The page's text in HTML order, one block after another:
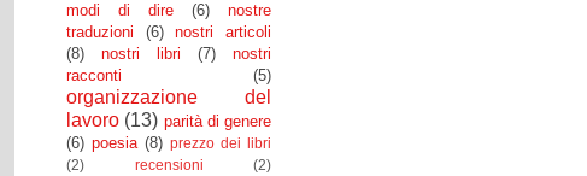
modi di dire (6)
nostre
traduzioni
(6)
nostri articoli
(8)
nostri libri (7)
nostri
racconti
(5)
organizzazione del
lavoro (13) parità di genere
(6) poesia (8) prezzo dei libri
(2)
recensioni (2)